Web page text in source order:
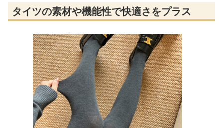
タイツの素材や機能性で快適さをプラス